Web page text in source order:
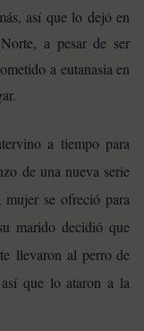
así que lo dejó en
a pesar de ser
a eutanasia en
a tiempo para
de una nueva serie
mujer se ofreció para
marido decidió que
llevaron al perro de
que lo ataron a la